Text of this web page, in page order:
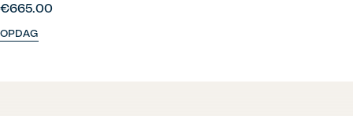
€665.00
OPDAG